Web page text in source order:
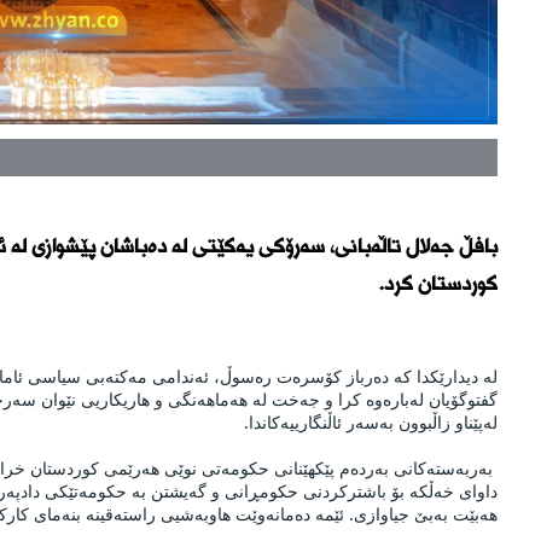
بافڵ جەلال تاڵەبانی، سەرۆکی یەکێتی لە دەباشان پێشوازی
کوردستان کرد.
لەپێناو زاڵبوون بەسەر ئاڵنگارییەکاندا.
هەبێت بەبێ جیاوازی. ئێمە دەمانەوێت هاوبەشیی راستەقینە بنەمای